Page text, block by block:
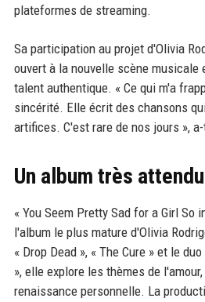
plateformes de streaming.
Sa participation au projet d'Olivia
ouvert à la nouvelle scène
talent authentique. « Ce qui m'a
sincérité. Elle écrit des chansons
artifices. C'est rare de nos jours »,
Un album très attendu
« You Seem Pretty Sad for a Girl So
l'album le plus mature d'Olivia
« Drop Dead », « The Cure » et le
», elle explore les thèmes de
renaissance personnelle. La